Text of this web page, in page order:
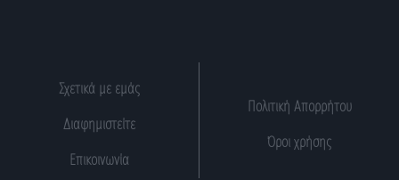
Σχετικά με εμάς
Διαφημιστείτε
Επικοινωνία
Πολιτική Απορρήτου
Όροι χρήσης